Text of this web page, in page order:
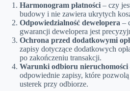
Harmonogram płatności – czy
budowy i nie zawiera ukrytych
Odpowiedzialność dewelopera –
gwarancji dewelopera jest
Ochrona przed dodatkowymi
zapisy dotyczące dodatkowych
po zakończeniu transakcji.
Warunki odbioru nieruchomości
odpowiednie zapisy, które pozwolą
usterek przy odbiorze.